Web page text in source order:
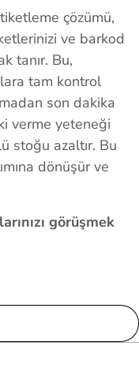
çözümü,
ve barkod
tanır. Bu,
tam kontrol
son dakika
verme yeteneği
stoğu azaltır. Bu
dönüşür ve
görüşmek